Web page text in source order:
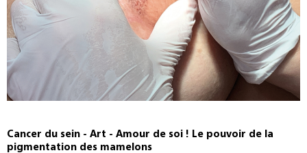
Cancer du sein - Art - Amour de soi ! Le pouvoir de la
pigmentation des mamelons